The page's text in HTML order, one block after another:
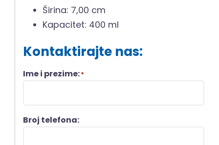
Širina: 7,00 cm
Kapacitet: 400 ml
Kontaktirajte nas:
Ime i prezime:*
Broj telefona: